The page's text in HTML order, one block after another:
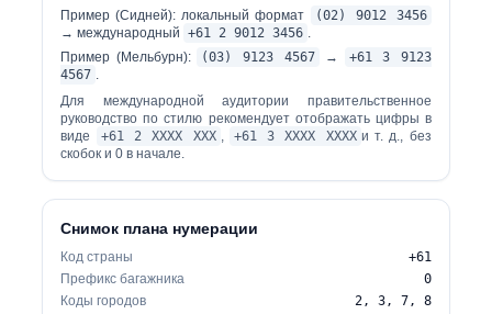
Пример (Сидней): локальный формат
(02) 9012 3456
→ международный +61 2 9012 3456 .
Пример (Мельбурн):
(03) 9123 4567 →
+61 3 9123
4567 .
Для международной аудитории правительственное
руководство по стилю рекомендует отображать цифры в
виде
+61 2 ХХХХ ХХХ , +61 3 ХХХХ ХХХХ и т. д., без
скобок и 0 в начале.
Снимок плана нумерации
Код страны
+61
Префикс багажника
0
Коды городов
2, 3, 7, 8